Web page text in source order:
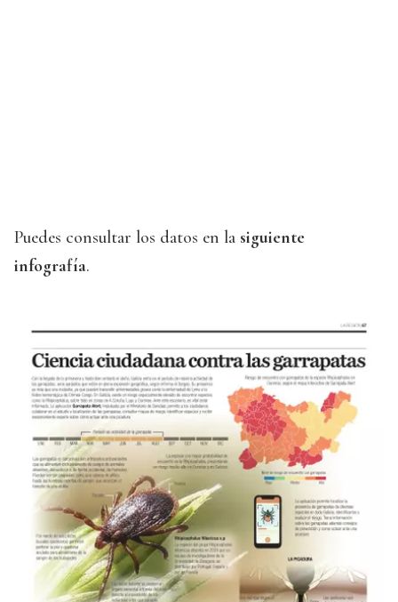
Puedes consultar los datos en la siguiente
infografía.